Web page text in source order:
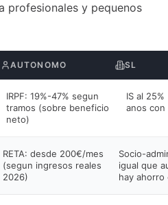
profesionales y pequenos
AUTONOMO SL
IRPF: 19%-47% segun
tramos (sobre beneficio
neto)
IS al
anos
RETA: desde 200€/mes
(segun ingresos reales
2026)
Socio-
igual que
hay ahorro